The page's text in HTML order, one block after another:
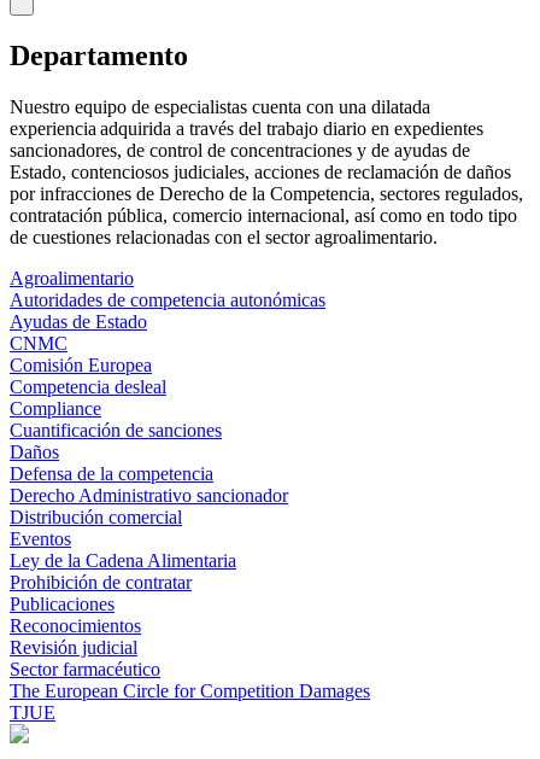
Departamento
Nuestro equipo de especialistas cuenta con una dilatada
experiencia adquirida a través del trabajo diario en expedientes
sancionadores, de control de concentraciones y de ayudas de
Estado, contenciosos judiciales, acciones de reclamación de daños
por infracciones de Derecho de la Competencia, sectores regulados,
contratación pública, comercio internacional, así como en todo tipo
de cuestiones relacionadas con el sector agroalimentario.
Agroalimentario
Autoridades de competencia autonómicas
Ayudas de Estado
CNMC
Comisión Europea
Competencia desleal
Compliance
Cuantificación de sanciones
Daños
Defensa de la competencia
Derecho Administrativo sancionador
Distribución comercial
Eventos
Ley de la Cadena Alimentaria
Prohibición de contratar
Publicaciones
Reconocimientos
Revisión judicial
Sector farmacéutico
The European Circle for Competition Damages
TJUE